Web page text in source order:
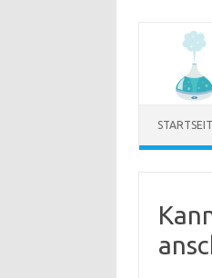
springen